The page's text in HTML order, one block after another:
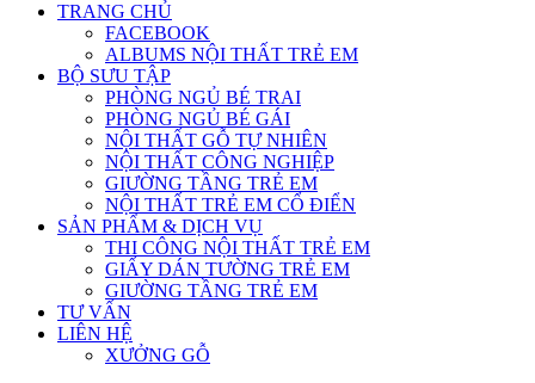
TRANG CHỦ
FACEBOOK
ALBUMS NỘI THẤT TRẺ EM
BỘ SƯU TẬP
PHÒNG NGỦ BÉ TRAI
PHÒNG NGỦ BÉ GÁI
NỘI THẤT GỖ TỰ NHIÊN
NỘI THẤT CÔNG NGHIỆP
GIƯỜNG TẦNG TRẺ EM
NỘI THẤT TRẺ EM CỔ ĐIỂN
SẢN PHẨM & DỊCH VỤ
THI CÔNG NỘI THẤT TRẺ EM
GIẤY DÁN TƯỜNG TRẺ EM
GIƯỜNG TẦNG TRẺ EM
TƯ VẤN
LIÊN HỆ
XƯỞNG GỖ